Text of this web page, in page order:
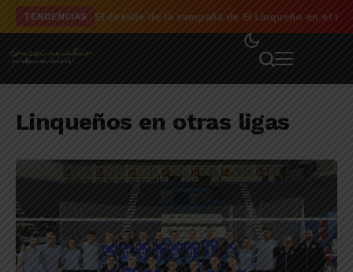
TENDENCIAS El detalle de la campaña de El Linqueño en el
Linqueños en otras ligas